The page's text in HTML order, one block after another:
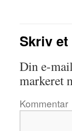
Skriv
Din e-
markeret
Kommentar